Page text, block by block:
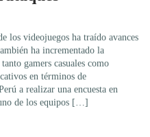
los videojuegos ha traído avances
ha incrementado la
gamers casuales como
en términos de
a realizar una encuesta en
de los equipos […]